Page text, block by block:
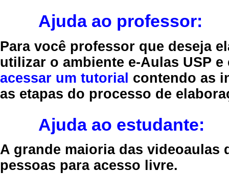
Ajuda ao professor:
Para você professor que deseja
utilizar o ambiente e-Aulas USP
acessar um tutorial contendo as
as etapas do processo de
Ajuda ao estudante:
A grande maioria das videoaulas
pessoas para acesso livre.